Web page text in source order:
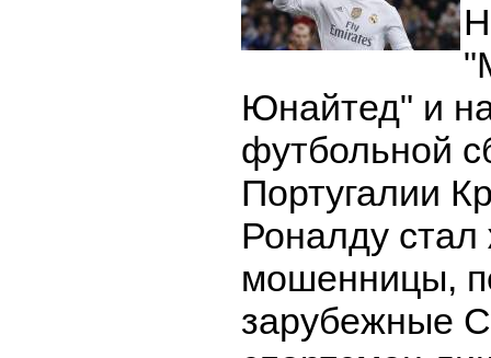
Юнайтед" и
футбольной
Португалии
Роналду стал
мошенницы,
зарубежные